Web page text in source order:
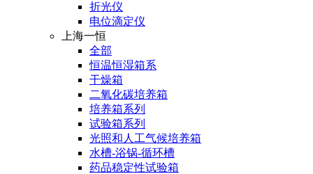
折光仪
电位滴定仪
上海一恒
全部
恒温恒湿箱系
干燥箱
二氧化碳培养箱
培养箱系列
试验箱系列
光照和人工气候培养箱
水槽-浴锅-循环槽
药品稳定性试验箱